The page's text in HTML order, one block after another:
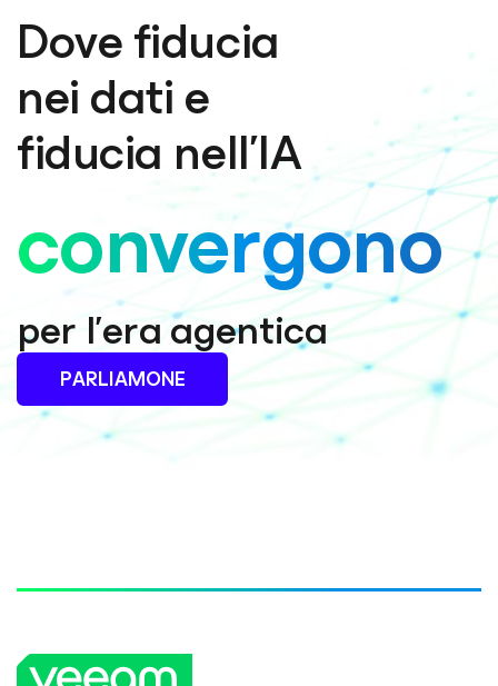
Dove fiducia
nei dati e
fiducia nell’IA
convergono
per l’era agentica
PARLIAMONE